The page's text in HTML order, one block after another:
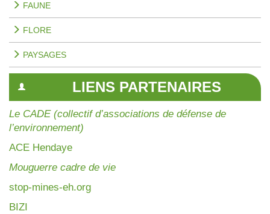
FAUNE
FLORE
PAYSAGES
LIENS PARTENAIRES
Le CADE (collectif d’associations de défense de
l’environnement)
ACE Hendaye
Mouguerre cadre de vie
stop-mines-eh.org
BIZI